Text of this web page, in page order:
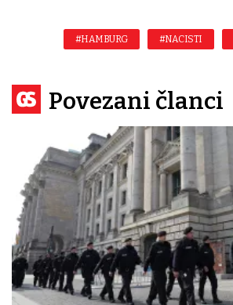
#HAMBURG #NACISTI
Povezani članci